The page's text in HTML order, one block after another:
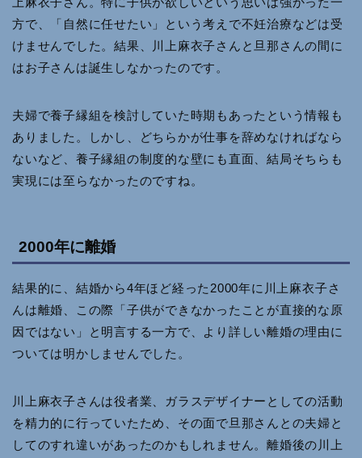
方で、「自然に任せたい」という考えで不妊治療などは受
けませんでした。結果、川上麻衣子さんと旦那さんの間に
はお子さんは誕生しなかったのです。
夫婦で養子縁組を検討していた時期もあったという情報も
ありました。しかし、どちらかが仕事を辞めなければなら
ないなど、養子縁組の制度的な壁にも直面、結局そちらも
実現には至らなかったのですね。
2000年に離婚
結果的に、結婚から4年ほど経った2000年に川上麻衣子さ
んは離婚、この際「子供ができなかったことが直接的な原
因ではない」と明言する一方で、より詳しい離婚の理由に
ついては明かしませんでした。
川上麻衣子さんは役者業、ガラスデザイナーとしての活動
を精力的に行っていたため、その面で旦那さんとの夫婦と
してのすれ違いがあったのかもしれません。離婚後の川上